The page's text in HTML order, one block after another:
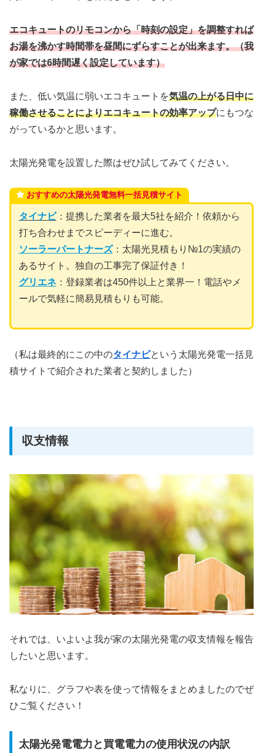
エコキュートのリモコンから「時刻の設定」を調整すれば
お湯を沸かす時間帯を昼間にずらすことが出来ます。（我
が家では6時間遅く設定しています）
また、低い気温に弱いエコキュートを気温の上がる日中に
稼働させることによりエコキュートの効率アップにもつな
がっているかと思います。
太陽光発電を設置した際はぜひ試してみてください。
おすすめの太陽光発電無料一括見積サイト
タイナビ：提携した業者を最大5社を紹介！依頼から
打ち合わせまでスピーディーに進む。
ソーラーパートナーズ：太陽光見積もり№1の実績の
あるサイト。独自の工事完了保証付き！
グリエネ ：登録業者は450件以上と業界一！電話やメ
ールで気軽に簡易見積もりも可能。
（私は最終的にこの中のタイナビという太陽光発電一括見
積サイトで紹介された業者と契約しました）
収支情報
それでは、いよいよ我が家の太陽光発電の収支情報を報告
したいと思います。
私なりに、グラフや表を使って情報をまとめましたのでぜ
ひご覧ください！
太陽光発電電力と買電電力の使用状況の内訳